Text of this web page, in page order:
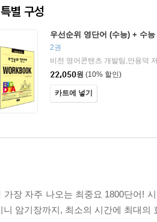
별 구성
우선순위 영단어 (수능) + 수
2권
비전 영어콘텐츠 개발팀,안용덕
22,050원 (10% 할인)
카트에 넣기
가장 자주 나오는 최중요 1800단어!
니 암기장까지, 최소의 시간에 최대의